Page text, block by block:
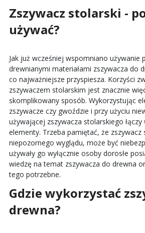
Zszywacz stolarski -
używać?
Jak już wcześniej wspomniano używanie
drewnianymi materiałami zszywacza do
co najważniejsze przyspiesza. Korzyści
zszywaczem stolarskim jest znacznie
skomplikowany sposób. Wykorzystując
zszywacze czy gwoździe i przy użyciu
używającej zszywacza stolarskiego
elementy. Trzeba pamiętać, że zszywacz
niepozornego wyglądu, może być
używały go wyłącznie osoby dorosłe
wiedzę na temat zszywacza do drewna
tego potrzebne.
Gdzie wykorzystać
drewna?